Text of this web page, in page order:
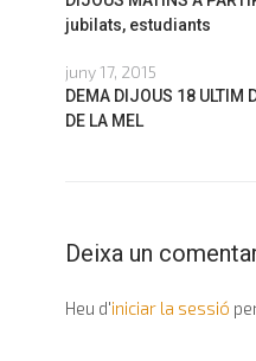
jubilats, estudiants
juny 17, 2015
DEMA DIJOUS 18 ULTIM
DE LA MEL
Deixa un
Heu d'iniciar la sessió